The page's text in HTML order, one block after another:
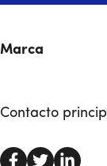
Marca
Contacto